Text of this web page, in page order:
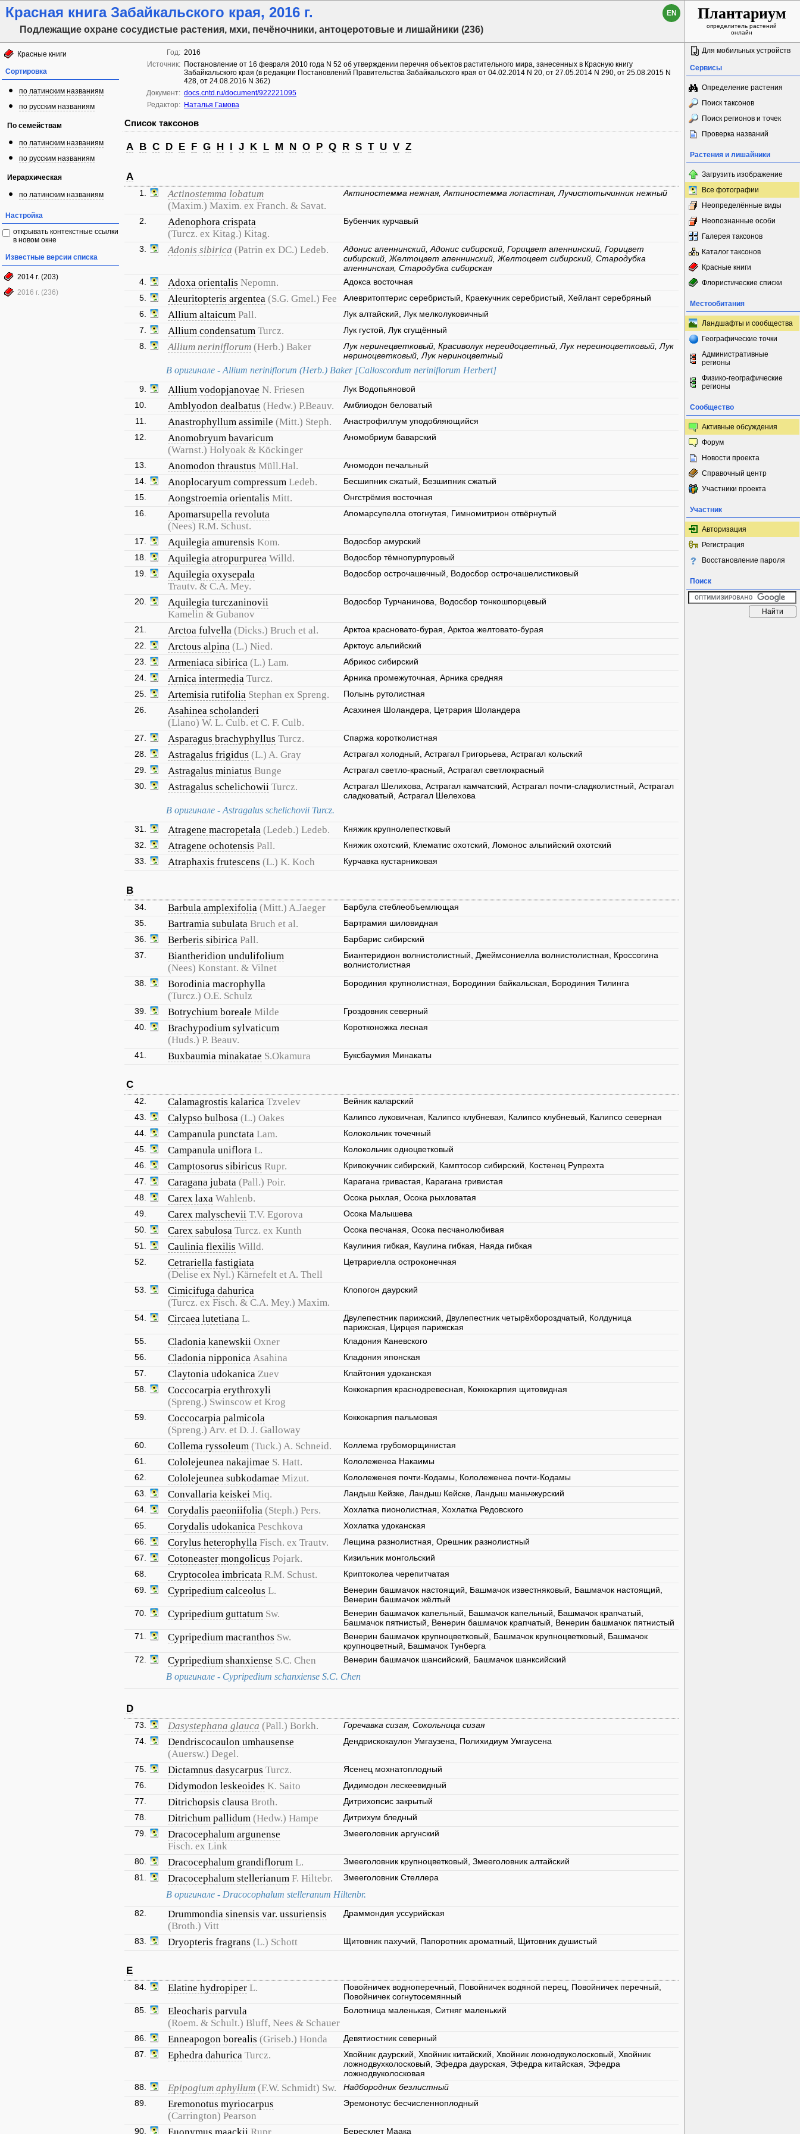
Красная книга Забайкальского края, 2016 г.
Подлежащие охране сосудистые растения, мхи, печёночники, антоцеротовые и лишайники (236)
EN Плантариум
определитель растений
онлайн
Красные книги
Сортировка
по латинским названиям
по русским названиям
По семействам
по латинским названиям
по русским названиям
Иерархическая
по латинским названиям
Настройка
открывать контекстные ссылки
в новом окне
Известные версии списка
2014 г. (203)
2016 г. (236)
Год: 2016
Источник: Постановление от 16 февраля 2010 года N 52 об утверждении перечня объектов растительного мира, занесенных в Красную книгу
Забайкальского края (в редакции Постановлений Правительства Забайкальского края от 04.02.2014 N 20, от 27.05.2014 N 290, от 25.08.2015 N
428, от 24.08.2016 N 362)
Документ: docs.cntd.ru/document/922221095
Редактор: Наталья Гамова
Список таксонов
A B C D E F G H I J K L M N O P Q R S T U V Z
A
1.
Actinostemma lobatum
(Maxim.) Maxim. ex Franch. & Savat.
Актиностемма нежная, Актиностемма лопастная, Лучистотычинник нежный
2.
Adenophora crispata
(Turcz. ex Kitag.) Kitag.
Бубенчик курчавый
3. Adonis sibirica (Patrin ex DC.) Ledeb.
Адонис апеннинский, Адонис сибирский, Горицвет апеннинский, Горицвет
сибирский, Желтоцвет апеннинский, Желтоцвет сибирский, Стародубка
апеннинская, Стародубка сибирская
4.
Adoxa orientalis Nepomn.
Адокса восточная
5.
Aleuritopteris argentea (S.G. Gmel.) Fee
Алевритоптерис серебристый, Краекучник серебристый, Хейлант серебряный
6.
Allium altaicum Pall.
Лук алтайский, Лук мелколуковичный
7.
Allium condensatum Turcz.
Лук густой, Лук сгущённый
8.
Allium neriniflorum (Herb.) Baker
Лук неринецветковый, Красиволук нереидоцветный, Лук нереиноцветковый, Лук
нериноцветковый, Лук нериноцветный
В оригинале - Allium neriniflorum (Herb.) Baker [Calloscordum neriniflorum Herbert]
9. Allium vodopjanovae N. Friesen
Лук Водопьяновой
10.
Amblyodon dealbatus (Hedw.) P.Beauv.
Амблиодон беловатый
11.
Anastrophyllum assimile (Mitt.) Steph.
Анастрофиллум уподобляющийся
12.
Anomobryum bavaricum
(Warnst.) Holyoak & Köckinger
Аномобриум баварский
13. Anomodon thraustus Müll.Hal.
Аномодон печальный
14.
Anoplocaryum compressum Ledeb.
Бесшипник сжатый, Безшипник сжатый
15.
Aongstroemia orientalis Mitt.
Онгстрёмия восточная
16.
Apomarsupella revoluta
(Nees) R.M. Schust.
Апомарсупелла отогнутая, Гимномитрион отвёрнутый
17. Aquilegia amurensis Kom.
Водосбор амурский
18.
Aquilegia atropurpurea Willd.
Водосбор тёмнопурпуровый
19.
Aquilegia oxysepala
Trautv. & C.A. Mey.
Водосбор острочашечный, Водосбор острочашелистиковый
20.
Aquilegia turczaninovii
Kamelin & Gubanov
Водосбор Турчанинова, Водосбор тонкошпорцевый
21. Arctoa fulvella (Dicks.) Bruch et al.
Арктоа красновато-бурая, Арктоа желтовато-бурая
22.
Arctous alpina (L.) Nied.
Арктоус альпийский
23.
Armeniaca sibirica (L.) Lam.
Абрикос сибирский
24.
Arnica intermedia Turcz.
Арника промежуточная, Арника средняя
25.
Artemisia rutifolia Stephan ex Spreng.
Полынь рутолистная
26.
Asahinea scholanderi
(Llano) W. L. Culb. et C. F. Culb.
Асахинея Шоландера, Цетрария Шоландера
27. Asparagus brachyphyllus Turcz.
Спаржа коротколистная
28.
Astragalus frigidus (L.) A. Gray
Астрагал холодный, Астрагал Григорьева, Астрагал кольский
29.
Astragalus miniatus Bunge
Астрагал светло-красный, Астрагал светлокрасный
30.
Astragalus schelichowii Turcz.
Астрагал Шелихова, Астрагал камчатский, Астрагал почти-сладколистный, Астрагал
сладковатый, Астрагал Шелехова
В оригинале - Astragalus schelichovii Turcz.
31. Atragene macropetala (Ledeb.) Ledeb.
Княжик крупнолепестковый
32.
Atragene ochotensis Pall.
Княжик охотский, Клематис охотский, Ломонос альпийский охотский
33.
Atraphaxis frutescens (L.) K. Koch Курчавка кустарниковая
B
34. Barbula amplexifolia (Mitt.) A.Jaeger
Барбула стеблеобъемлющая
35.
Bartramia subulata Bruch et al.
Бартрамия шиловидная
36.
Berberis sibirica Pall.
Барбарис сибирский
37.
Biantheridion undulifolium
(Nees) Konstant. & Vilnet
Биантеридион волнистолистный, Джеймсониелла волнистолистная, Кроссогина
волнистолистная
38.
Borodinia macrophylla
(Turcz.) O.E. Schulz
Бородиния крупнолистная, Бородиния байкальская, Бородиния Тилинга
39. Botrychium boreale Milde
Гроздовник северный
40.
Brachypodium sylvaticum
(Huds.) P. Beauv.
Коротконожка лесная
41. Buxbaumia minakatae S.Okamura Буксбаумия Минакаты
C
42. Calamagrostis kalarica Tzvelev
Вейник каларский
43.
Calypso bulbosa (L.) Oakes
Калипсо луковичная, Калипсо клубневая, Калипсо клубневый, Калипсо северная
44.
Campanula punctata Lam.
Колокольчик точечный
45.
Campanula uniflora L.
Колокольчик одноцветковый
46.
Camptosorus sibiricus Rupr.
Кривокучник сибирский, Камптосор сибирский, Костенец Рупрехта
47.
Caragana jubata (Pall.) Poir.
Карагана гривастая, Карагана гривистая
48.
Carex laxa Wahlenb.
Осока рыхлая, Осока рыхловатая
49.
Carex malyschevii T.V. Egorova
Осока Малышева
50.
Carex sabulosa Turcz. ex Kunth
Осока песчаная, Осока песчанолюбивая
51.
Caulinia flexilis Willd.
Каулиния гибкая, Каулина гибкая, Наяда гибкая
52.
Cetrariella fastigiata
(Delise ex Nyl.) Kärnefelt et A. Thell
Цетрариелла остроконечная
53.
Cimicifuga dahurica
(Turcz. ex Fisch. & C.A. Mey.) Maxim.
Клопогон даурский
54. Circaea lutetiana L.
Двулепестник парижский, Двулепестник четырёхбороздчатый, Колдуница
парижская, Цирцея парижская
55.
Cladonia kanewskii Oxner
Кладония Каневского
56.
Cladonia nipponica Asahina
Кладония японская
57.
Claytonia udokanica Zuev
Клайтония удоканская
58.
Coccocarpia erythroxyli
(Spreng.) Swinscow et Krog
Коккокарпия краснодревесная, Коккокарпия щитовидная
59.
Coccocarpia palmicola
(Spreng.) Arv. et D. J. Galloway
Коккокарпия пальмовая
60. Collema ryssoleum (Tuck.) A. Schneid.
Коллема грубоморщинистая
61.
Cololejeunea nakajimae S. Hatt.
Кололеженеа Накаимы
62.
Cololejeunea subkodamae Mizut.
Кололеженея почти-Кодамы, Кололеженеа почти-Кодамы
63.
Convallaria keiskei Miq.
Ландыш Кейзке, Ландыш Кейске, Ландыш маньчжурский
64.
Corydalis paeoniifolia (Steph.) Pers.
Хохлатка пионолистная, Хохлатка Редовского
65.
Corydalis udokanica Peschkova
Хохлатка удоканская
66.
Corylus heterophylla Fisch. ex Trautv.
Лещина разнолистная, Орешник разнолистный
67.
Cotoneaster mongolicus Pojark.
Кизильник монгольский
68.
Cryptocolea imbricata R.M. Schust.
Криптоколеа черепитчатая
69.
Cypripedium calceolus L.
Венерин башмачок настоящий, Башмачок известняковый, Башмачок настоящий,
Венерин башмачок жёлтый
70.
Cypripedium guttatum Sw.
Венерин башмачок капельный, Башмачок капельный, Башмачок крапчатый,
Башмачок пятнистый, Венерин башмачок крапчатый, Венерин башмачок пятнистый
71.
Cypripedium macranthos Sw.
Венерин башмачок крупноцветковый, Башмачок крупноцветковый, Башмачок
крупноцветный, Башмачок Тунберга
72.
Cypripedium shanxiense S.C. Chen Венерин башмачок шансийский, Башмачок шанксийский
В оригинале - Cypripedium schanxiense S.C. Chen
D
73. Dasystephana glauca (Pall.) Borkh.
Горечавка сизая, Сокольница сизая
74.
Dendriscocaulon umhausense
(Auersw.) Degel.
Дендрискокаулон Умгаузена, Полихидиум Умгаусена
75. Dictamnus dasycarpus Turcz.
Ясенец мохнатоплодный
76.
Didymodon leskeoides K. Saito
Дидимодон лескеевидный
77.
Ditrichopsis clausa Broth.
Дитрихопсис закрытый
78.
Ditrichum pallidum (Hedw.) Hampe
Дитрихум бледный
79.
Dracocephalum argunense
Fisch. ex Link
Змееголовник аргунский
80. Dracocephalum grandiflorum L.
Змееголовник крупноцветковый, Змееголовник алтайский
81.
Dracocephalum stellerianum F. Hiltebr. Змееголовник Стеллера
В оригинале - Dracocophalum stelleranum Hiltenbr.
82.
Drummondia sinensis var. ussuriensis
(Broth.) Vitt
Драммондия уссурийская
83. Dryopteris fragrans (L.) Schott Щитовник пахучий, Папоротник ароматный, Щитовник душистый
E
84. Elatine hydropiper L.
Повойничек водноперечный, Повойничек водяной перец, Повойничек перечный,
Повойничек согнутосемянный
85.
Eleocharis parvula
(Roem. & Schult.) Bluff, Nees & Schauer
Болотница маленькая, Ситняг маленький
86. Enneapogon borealis (Griseb.) Honda
Девятиостник северный
87.
Ephedra dahurica Turcz.
Хвойник даурский, Хвойник китайский, Хвойник ложнодвуколосковый, Хвойник
ложнодвухколосковый, Эфедра даурская, Эфедра китайская, Эфедра
ложнодвуколосковая
88.
Epipogium aphyllum (F.W. Schmidt) Sw.
Надбородник безлистный
89.
Eremonotus myriocarpus
(Carrington) Pearson
Эремонотус бесчисленноплодный
90. Бересклет Маака
Для мобильных устройств
Сервисы
Определение растения
Поиск таксонов
Поиск регионов и точек
Проверка названий
Растения и лишайники
Загрузить изображение
Все фотографии
Неопределённые виды
Неопознанные особи
Галерея таксонов
Каталог таксонов
Красные книги
Флористические списки
Местообитания
Ландшафты и сообщества
Географические точки
Административные
регионы
Физико-географические
регионы
Сообщество
Активные обсуждения
Форум
Новости проекта
Справочный центр
Участники проекта
Участник
Авторизация
Регистрация
Восстановление пароля
Поиск